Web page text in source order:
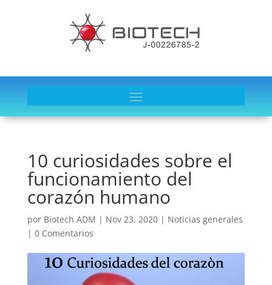
10 curiosidades sobre el
funcionamiento del
corazón humano
por Biotech ADM | Nov 23, 2020| Noticias generales
| 0 Comentarios